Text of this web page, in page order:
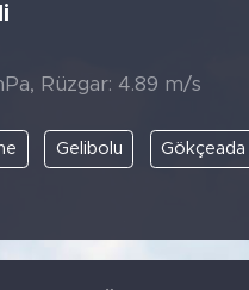
Rüzgar: 4.89 m/s
Gelibolu Gökçeada